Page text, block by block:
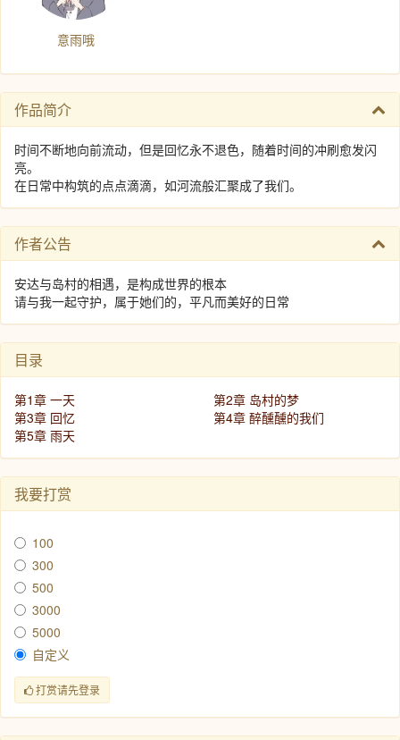
意雨哦
作品简介
时间不断地向前流动，但是回忆永不退色，随着时间的冲刷愈发闪
亮。
在日常中构筑的点点滴滴，如河流般汇聚成了我们。
作者公告
安达与岛村的相遇，是构成世界的根本
请与我一起守护，属于她们的，平凡而美好的日常
目录
第1章 一天
第2章 岛村的梦
第3章 回忆
第4章 醉醺醺的我们
第5章 雨天
我要打赏
100
300
500
3000
5000
自定义
打赏请先登录